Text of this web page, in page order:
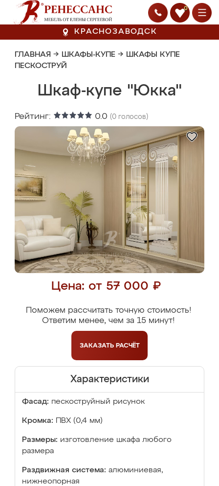
0
КРАСНОЗАВОДСК
ГЛАВНАЯ → ШКАФЫ-КУПЕ → ШКАФЫ КУПЕ
ПЕСКОСТРУЙ
Шкаф-купе "Юкка"
Рейтинг: 0.0 (0 голосов)
Цена: от 57 000 ₽
Поможем рассчитать точную стоимость!
Ответим менее, чем за 15 минут!
ЗАКАЗАТЬ РАСЧЁТ
Характеристики
Фасад: пескоструйный рисунок
Кромка: ПВХ (0,4 мм)
Размеры: изготовление шкафа любого
размера
Раздвижная система: алюминиевая,
нижнеопорная